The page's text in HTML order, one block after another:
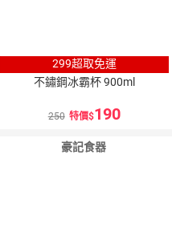
299超取免運
不鏽鋼冰霸杯 900ml
250 特價 190
豪記食器